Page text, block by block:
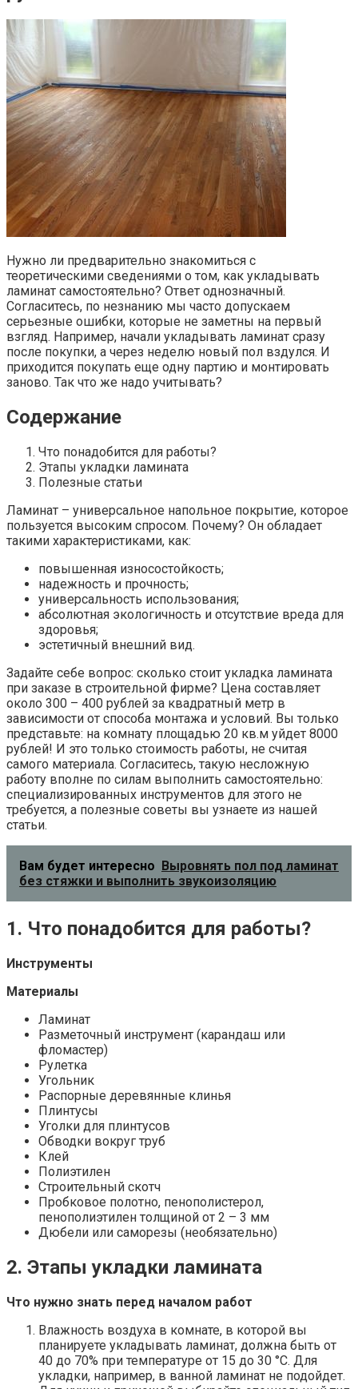
Нужно ли предварительно знакомиться с
теоретическими сведениями о том, как укладывать
ламинат самостоятельно? Ответ однозначный.
Согласитесь, по незнанию мы часто допускаем
серьезные ошибки, которые не заметны на первый
взгляд. Например, начали укладывать ламинат сразу
после покупки, а через неделю новый пол вздулся. И
приходится покупать еще одну партию и монтировать
заново. Так что же надо учитывать?
Содержание
Что понадобится для работы?
Этапы укладки ламината
Полезные статьи
Ламинат – универсальное напольное покрытие, которое
пользуется высоким спросом. Почему? Он обладает
такими характеристиками, как:
повышенная износостойкость;
надежность и прочность;
универсальность использования;
абсолютная экологичность и отсутствие вреда для
здоровья;
эстетичный внешний вид.
Задайте себе вопрос: сколько стоит укладка ламината
при заказе в строительной фирме? Цена составляет
около 300 – 400 рублей за квадратный метр в
зависимости от способа монтажа и условий. Вы только
представьте: на комнату площадью 20 кв.м уйдет 8000
рублей! И это только стоимость работы, не считая
самого материала. Согласитесь, такую несложную
работу вполне по силам выполнить самостоятельно:
специализированных инструментов для этого не
требуется, а полезные советы вы узнаете из нашей
статьи.
Вам будет интересно Выровнять пол под ламинат
без стяжки и выполнить звукоизоляцию
1. Что понадобится для работы?
Инструменты
Материалы
Ламинат
Разметочный инструмент (карандаш или
фломастер)
Рулетка
Угольник
Распорные деревянные клинья
Плинтусы
Уголки для плинтусов
Обводки вокруг труб
Клей
Полиэтилен
Строительный скотч
Пробковое полотно, пенополистерол,
пенополиэтилен толщиной от 2 – 3 мм
Дюбели или саморезы (необязательно)
2. Этапы укладки ламината
Что нужно знать перед началом работ
Влажность воздуха в комнате, в которой вы
планируете укладывать ламинат, должна быть от
40 до 70% при температуре от 15 до 30 °С. Для
укладки, например, в ванной ламинат не подойдет.